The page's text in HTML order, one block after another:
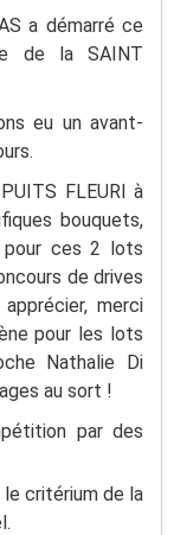
a démarré ce
de la SAINT
eu un avant-
FLEURI à
bouquets,
pour ces 2 lots
de drives
merci
pour les lots
Nathalie Di
au sort !
par des
critérium de la